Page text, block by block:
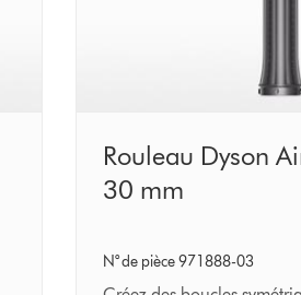
Rouleau
Dyson
de
Rouleau Dyson
30 mm
N° de pièce 971888-03